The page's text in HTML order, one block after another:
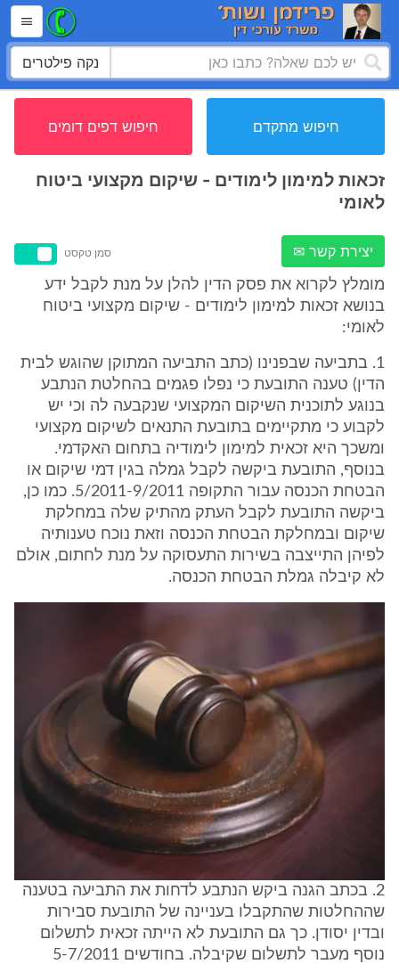
נקה פילטרים
חיפוש מתקדם חיפוש דפים דומים
זכאות למימון לימודים - שיקום מקצועי ביטוח
לאומי
יצירת קשר ✉ סמן טקסט
מומלץ לקרוא את פסק הדין להלן על מנת לקבל ידע
בנושא זכאות למימון לימודים - שיקום מקצועי ביטוח
לאומי:
1. בתביעה שבפנינו (כתב התביעה המתוקן שהוגש לבית
הדין) טענה התובעת כי נפלו פגמים בהחלטת הנתבע
בנוגע לתוכנית השיקום המקצועי שנקבעה לה וכי יש
לקבוע כי מתקיימים בתובעת התנאים לשיקום מקצועי
ומשכך היא זכאית למימון לימודיה בתחום האקדמי.
בנוסף, התובעת ביקשה לקבל גמלה בגין דמי שיקום או
הבטחת הכנסה עבור התקופה 5/2011-9/2011. כמו כן,
ביקשה התובעת לקבל העתק מהתיק שלה במחלקת
שיקום ובמחלקת הבטחת הכנסה וזאת נוכח טענותיה
לפיהן התייצבה בשירות התעסוקה על מנת לחתום, אולם
לא קיבלה גמלת הבטחת הכנסה.
2. בכתב הגנה ביקש הנתבע לדחות את התביעה בטענה
שההחלטות שהתקבלו בעניינה של התובעת סבירות
ובדין יסודן. כך גם התובעת לא הייתה זכאית לתשלום
נוסף מעבר לתשלום שקיבלה. בחודשים 5-7/2011